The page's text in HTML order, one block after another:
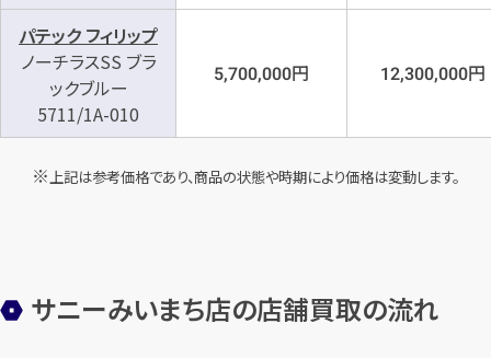
パテック フィリップ
ノーチラスSS ブラ
ックブルー
5711/1A-010
5,700,000円 12,300,000円
上記は参考価格であり、商品の状態や時期により価格は変動します。
サニーみいまち店の店舗買取の流れ